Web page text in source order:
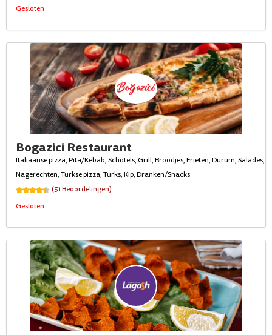
Gesloten
Bogazici Restaurant
Italiaanse pizza, Pita/Kebab, Schotels, Grill, Broodjes, Frieten, Dürüm, Salades,
Nagerechten, Turkse pizza, Turks, Kip, Dranken/Snacks
(51 Beoordelingen)
Gesloten